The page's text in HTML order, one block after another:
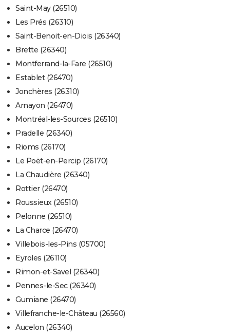
Saint-May (26510)
Les Prés (26310)
Saint-Benoit-en-Diois (26340)
Brette (26340)
Montferrand-la-Fare (26510)
Establet (26470)
Jonchères (26310)
Arnayon (26470)
Montréal-les-Sources (26510)
Pradelle (26340)
Rioms (26170)
Le Poët-en-Percip (26170)
La Chaudière (26340)
Rottier (26470)
Roussieux (26510)
Pelonne (26510)
La Charce (26470)
Villebois-les-Pins (05700)
Eyroles (26110)
Rimon-et-Savel (26340)
Pennes-le-Sec (26340)
Gumiane (26470)
Villefranche-le-Château (26560)
Aucelon (26340)